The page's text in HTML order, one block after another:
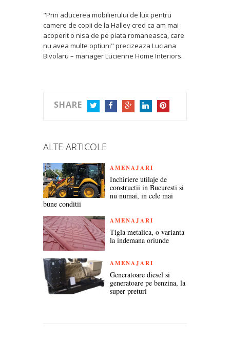
"Prin aducerea mobilierului de lux pentru
camere de copii de la Halley cred ca am mai
acoperit o nisa de pe piata romaneasca, care
nu avea multe optiuni" precizeaza Luciana
Bivolaru – manager Lucienne Home Interiors.
SHARE
ALTE ARTICOLE
AMENAJARI
Inchiriere utilaje de
constructii in Bucuresti si
nu numai, in cele mai
bune conditii
AMENAJARI
Tigla metalica, o varianta
la indemana oriunde
AMENAJARI
Generatoare diesel si
generatoare pe benzina, la
super preturi